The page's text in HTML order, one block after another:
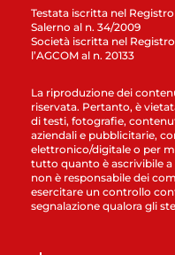
Testata iscritta nel
Salerno al n. 34/2009
Società iscritta nel
l’AGCOM al n. 20133
La riproduzione dei
riservata. Pertanto, è
di testi, fotografie,
aziendali e pubblicitarie,
elettronico/digitale o per
tutto quanto è ascrivibile a
non è responsabile dei
esercitare un controllo
segnalazione qualora gli